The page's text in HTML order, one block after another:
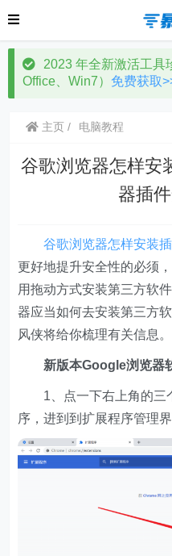
2023 年全新激活工具
Office、Win7） 免费获取
主页 电脑教程
谷歌浏览器怎样安
器插
谷歌浏览器怎样安装
更好地提升安全性的必须
用拖动方式安装第三方软
器应当如何去安装第三方
风侠将给你梳理有关信息。
新版本Google浏览器
1、点一下右上角的三
序，进到到扩展程序管理界